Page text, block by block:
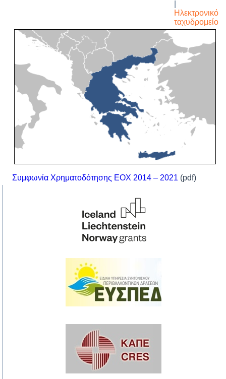
Ηλεκτρονικό
ταχυδρομείο
Συμφωνία Χρηματοδότησης ΕΟΧ 2014 – 2021 (pdf)